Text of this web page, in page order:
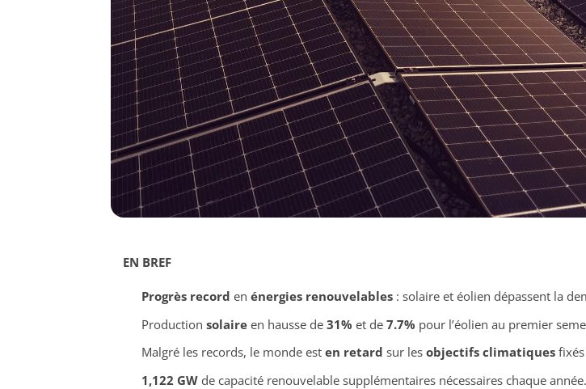
EN BREF
Progrès record en énergies renouvelables: solaire et éolien dépassent la
Production solaireen hausse de 31% et de 7.7% pour l’éolien au premier
Malgré les records, le monde est en retard sur les objectifs climatiquesfixés
1,122 GWde capacité renouvelable supplémentaires nécessaires chaque année.